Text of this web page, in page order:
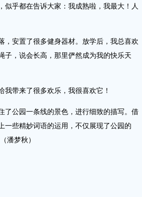
似乎都在告诉大家：我成熟啦，我最大！人
安置了很多健身器材。放学后，我总喜欢
子，说会长高，那里俨然成为我的快乐天
带来了很多欢乐，我很喜欢它！
公园一条线的景色，进行细致的描写。借
一些精妙词语的运用，不仅展现了公园的
潘梦秋）